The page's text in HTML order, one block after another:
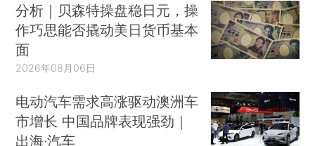
分析｜贝森特操盘稳日元，操
作巧思能否撬动美日货币基本
面
2026年08月06日
电动汽车需求高涨驱动澳洲车
市增长 中国品牌表现强劲｜
出海·汽车